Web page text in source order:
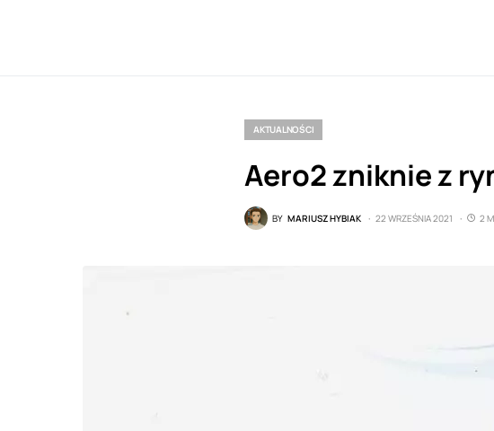
AKTUALNOŚCI
Aero2 zniknie z
BY MARIUSZ HYBIAK 22 WRZEŚNIA 2021 2